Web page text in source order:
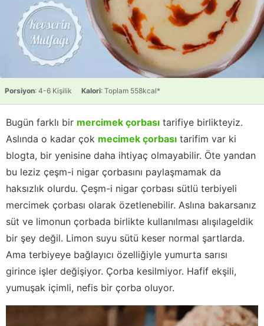
Porsiyon: 4-6 Kişilik Kalori: Toplam 558kcal*
Bugün farklı bir mercimek çorbası tarifiye birlikteyiz.
Aslında o kadar çok mecimek çorbası tarifim var ki
blogta, bir yenisine daha ihtiyaç olmayabilir. Öte yandan
bu leziz çeşm-i nigar çorbasını paylaşmamak da
haksızlık olurdu. Çeşm-i nigar çorbası sütlü terbiyeli
mercimek çorbası olarak özetlenebilir. Aslına bakarsanız
süt ve limonun çorbada birlikte kullanılması alışılageldik
bir şey değil. Limon suyu sütü keser normal şartlarda.
Ama terbiyeye bağlayıcı özelliğiyle yumurta sarısı
girince işler değişiyor. Çorba kesilmiyor. Hafif ekşili,
yumuşak içimli, nefis bir çorba oluyor.